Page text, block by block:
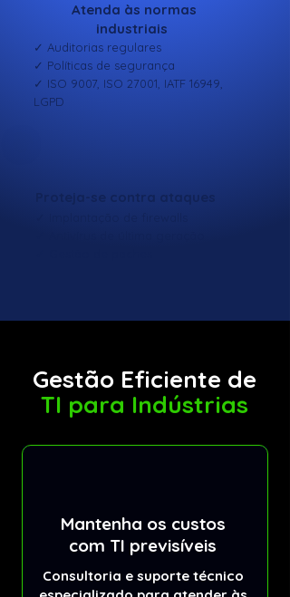
Atenda às normas
industriais
✓ Auditorias regulares
✓ Políticas de segurança
✓ ISO 9007, ISO 27001, IATF 16949,
LGPD
Proteja-se contra ataques
Gestão Eficiente de
TI para Indústrias
Mantenha os custos
com TI previsíveis
Consultoria e suporte técnico